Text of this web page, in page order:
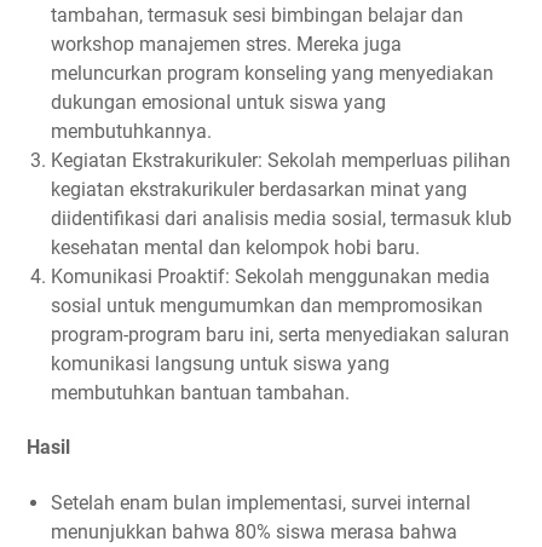
tambahan, termasuk sesi bimbingan belajar dan
workshop manajemen stres. Mereka juga
meluncurkan program konseling yang menyediakan
dukungan emosional untuk siswa yang
membutuhkannya.
Kegiatan Ekstrakurikuler: Sekolah memperluas pilihan
kegiatan ekstrakurikuler berdasarkan minat yang
diidentifikasi dari analisis media sosial, termasuk klub
kesehatan mental dan kelompok hobi baru.
Komunikasi Proaktif: Sekolah menggunakan media
sosial untuk mengumumkan dan mempromosikan
program-program baru ini, serta menyediakan saluran
komunikasi langsung untuk siswa yang
membutuhkan bantuan tambahan.
Hasil
Setelah enam bulan implementasi, survei internal
menunjukkan bahwa 80% siswa merasa bahwa